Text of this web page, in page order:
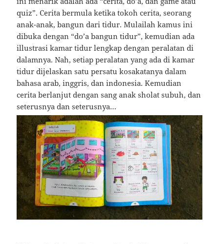
quiz”. Cerita bermula ketika tokoh cerita, seorang
anak-anak, bangun dari tidur. Mulailah kamus ini
dibuka dengan “do’a bangun tidur”, kemudian ada
illustrasi kamar tidur lengkap dengan peralatan di
dalamnya. Nah, setiap peralatan yang ada di kamar
tidur dijelaskan satu persatu kosakatanya dalam
bahasa arab, inggris, dan indonesia. Kemudian
cerita berlanjut dengan sang anak sholat subuh, dan
seterusnya dan seterusnya…